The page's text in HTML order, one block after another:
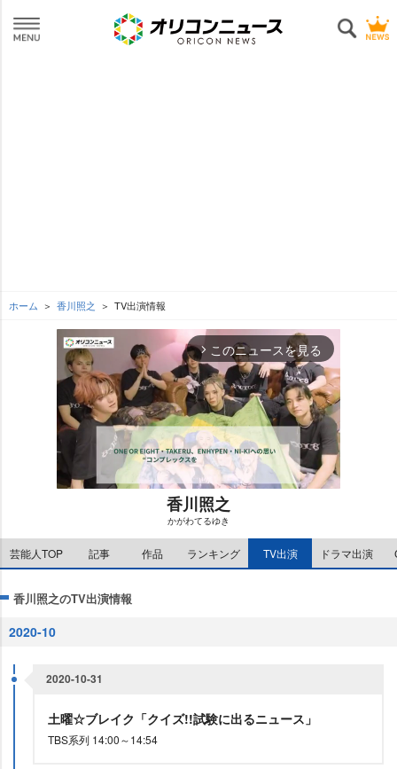
ホーム 香川照之 TV出演情報
arrow_forward_ios このニュースを見る
M
u
t
香川照之
かがわてるゆき
芸能人TOP 記事 作品 ランキング TV出演 ドラマ出演
香川照之のTV出演情報
2020-10
2020-10-31
土曜☆ブレイク「クイズ!!試験に出るニュース」
TBS系列 14:00～14:54